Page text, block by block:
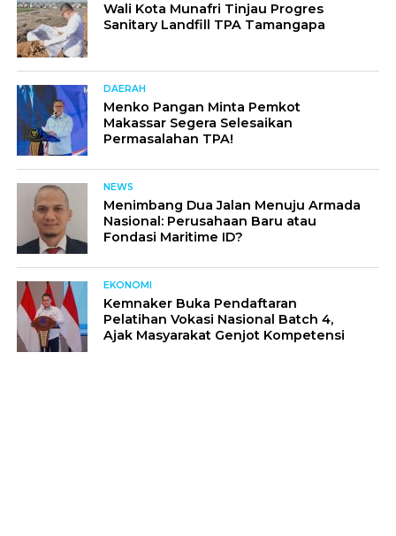
Wali Kota Munafri Tinjau Progres
Sanitary Landfill TPA Tamangapa
DAERAH
Menko Pangan Minta Pemkot
Makassar Segera Selesaikan
Permasalahan TPA!
NEWS
Menimbang Dua Jalan Menuju Armada
Nasional: Perusahaan Baru atau
Fondasi Maritime ID?
EKONOMI
Kemnaker Buka Pendaftaran
Pelatihan Vokasi Nasional Batch 4,
Ajak Masyarakat Genjot Kompetensi